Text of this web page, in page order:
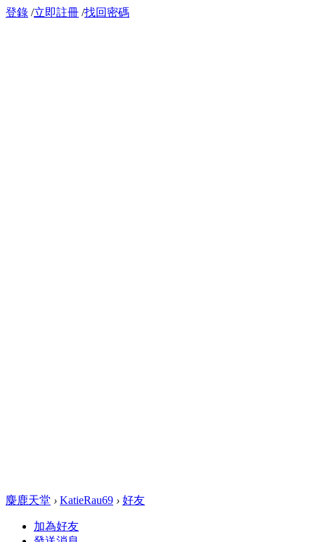
登錄 /立即註冊 /找回密碼
麋鹿天堂 › KatieRau69 › 好友
加為好友